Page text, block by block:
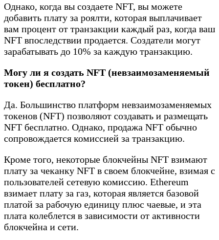
Однако, когда вы создаете NFT, вы можете
добавить плату за роялти, которая выплачивает
вам процент от транзакции каждый раз, когда ваш
NFT впоследствии продается. Создатели могут
зарабатывать до 10% за каждую транзакцию.
Могу ли я создать NFT (невзаимозаменяемый
токен) бесплатно?
Да. Большинство платформ невзаимозаменяемых
токенов (NFT) позволяют создавать и размещать
NFT бесплатно. Однако, продажа NFT обычно
сопровождается комиссией за транзакцию.
Кроме того, некоторые блокчейны NFT взимают
плату за чеканку NFT в своем блокчейне, взимая с
пользователей сетевую комиссию. Ethereum
взимает плату за газ, которая является базовой
платой за рабочую единицу плюс чаевые, и эта
плата колеблется в зависимости от активности
блокчейна и сети.